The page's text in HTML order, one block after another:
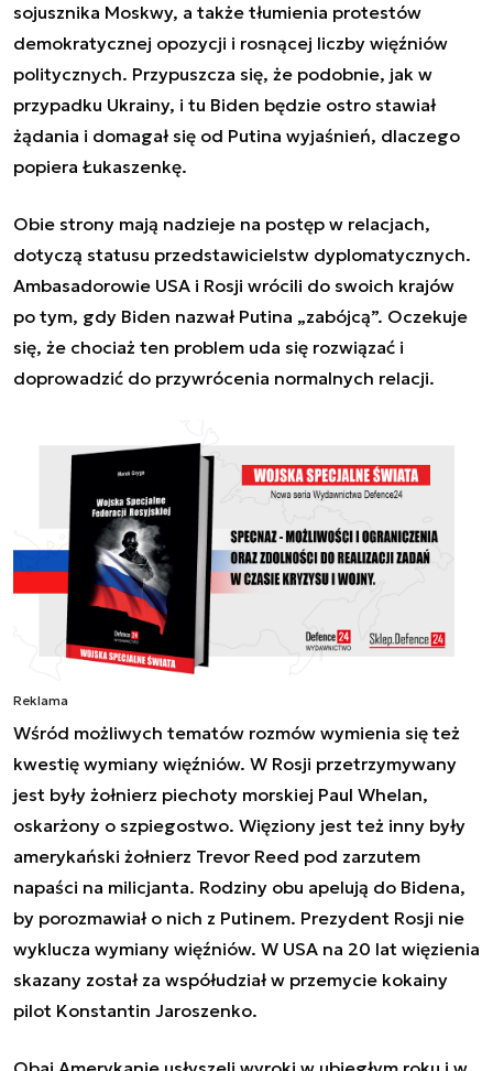
sojusznika Moskwy, a także tłumienia protestów
demokratycznej opozycji i rosnącej liczby więźniów
politycznych. Przypuszcza się, że podobnie, jak w
przypadku Ukrainy, i tu Biden będzie ostro stawiał
żądania i domagał się od Putina wyjaśnień, dlaczego
popiera Łukaszenkę.
Obie strony mają nadzieje na postęp w relacjach,
dotyczą statusu przedstawicielstw dyplomatycznych.
Ambasadorowie USA i Rosji wrócili do swoich krajów
po tym, gdy Biden nazwał Putina „zabójcą”. Oczekuje
się, że chociaż ten problem uda się rozwiązać i
doprowadzić do przywrócenia normalnych relacji.
Reklama
Wśród możliwych tematów rozmów wymienia się też
kwestię wymiany więźniów. W Rosji przetrzymywany
jest były żołnierz piechoty morskiej Paul Whelan,
oskarżony o szpiegostwo. Więziony jest też inny były
amerykański żołnierz Trevor Reed pod zarzutem
napaści na milicjanta. Rodziny obu apelują do Bidena,
by porozmawiał o nich z Putinem. Prezydent Rosji nie
wyklucza wymiany więźniów. W USA na 20 lat więzienia
skazany został za współudział w przemycie kokainy
pilot Konstantin Jaroszenko.